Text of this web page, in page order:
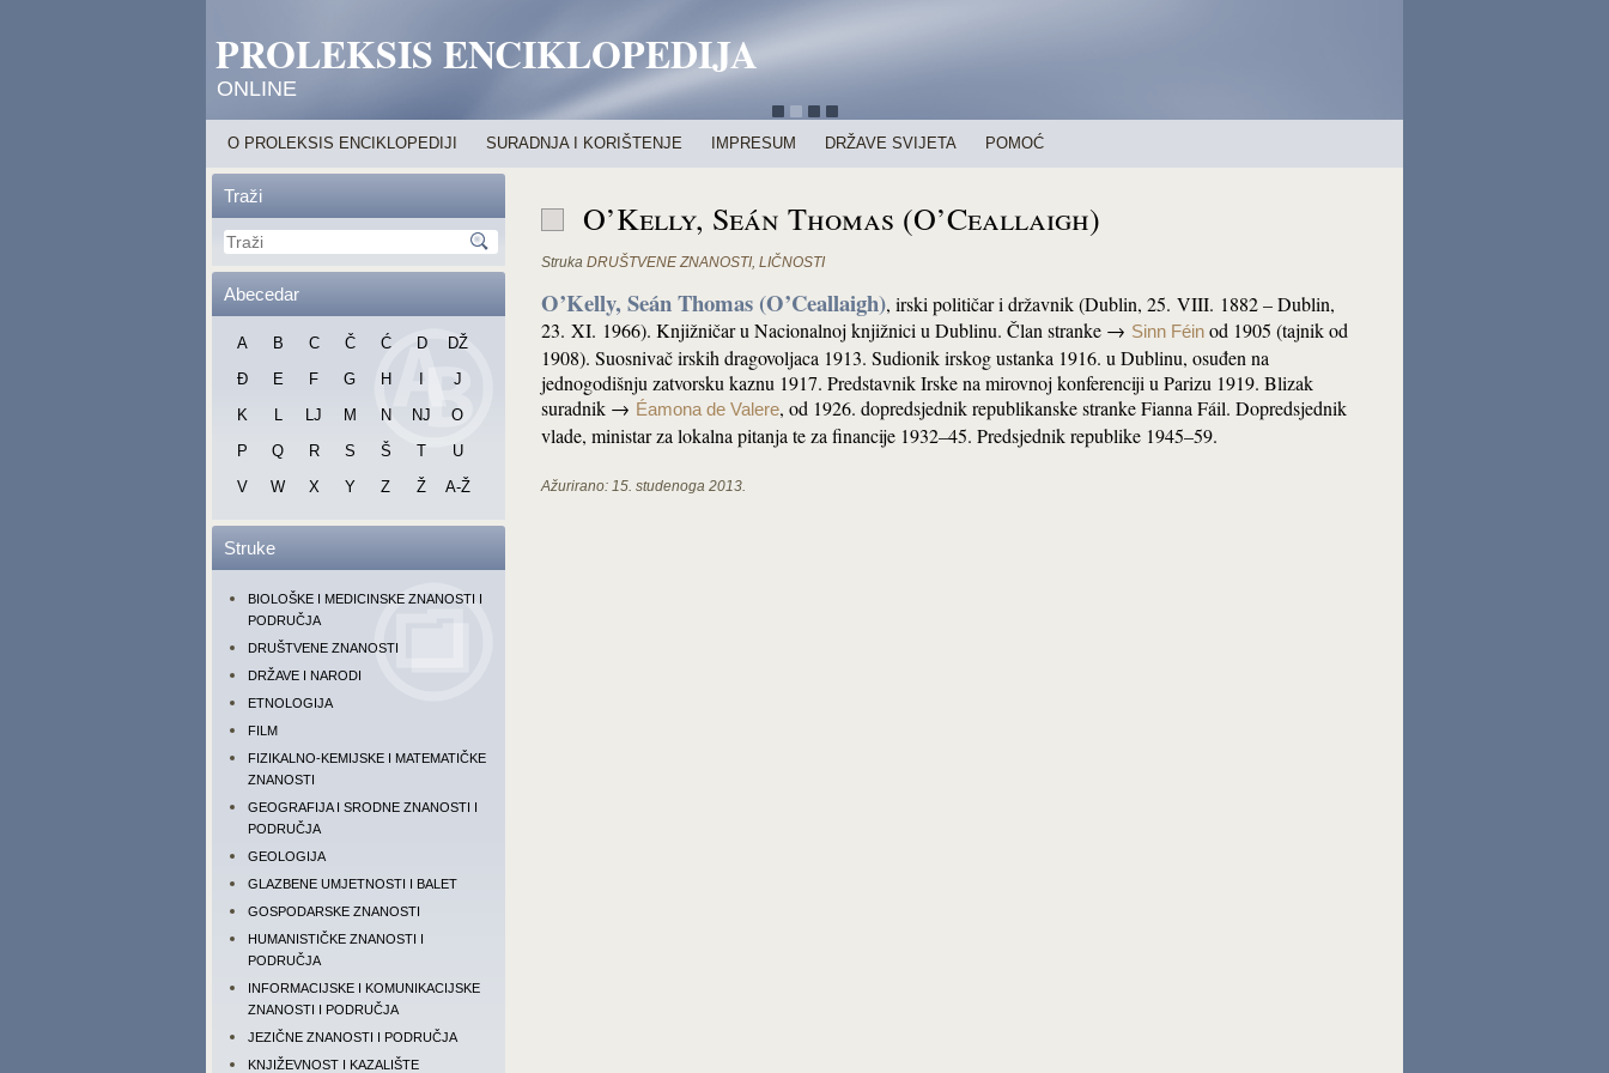
PROLEKSIS ENCIKLOPEDIJA
ONLINE
O PROLEKSIS ENCIKLOPEDIJI SURADNJA I KORIŠTENJE IMPRESUM DRŽAVE SVIJETA POMOĆ
Traži
Abecedar
A B C Č Ć D
DŽ
Đ
E F G H
J
K
L LJ M N NJ
O
P
Q R S Š T
U
V
W X Y Z Ž A-Ž
Struke
BIOLOŠKE I MEDICINSKE ZNANOSTI I
PODRUČJA
DRUŠTVENE ZNANOSTI
DRŽAVE I NARODI
ETNOLOGIJA
FILM
FIZIKALNO-KEMIJSKE I MATEMATIČKE
ZNANOSTI
GEOGRAFIJA I SRODNE ZNANOSTI I
PODRUČJA
GEOLOGIJA
GLAZBENE UMJETNOSTI I BALET
GOSPODARSKE ZNANOSTI
HUMANISTIČKE ZNANOSTI I
PODRUČJA
INFORMACIJSKE I KOMUNIKACIJSKE
ZNANOSTI I PODRUČJA
JEZIČNE ZNANOSTI I PODRUČJA
KNJIŽEVNOST I KAZALIŠTE
O’Kelly, Seán Thomas (O’Ceallaigh)
Struka DRUŠTVENE ZNANOSTI, LIČNOSTI
O’Kelly, Seán Thomas (O’Ceallaigh), irski političar i državnik (Dublin, 25. VIII. 1882 – Dublin,
23. XI. 1966). Knjižničar u Nacionalnoj knjižnici u Dublinu. Član stranke → Sinn Féin od 1905 (tajnik od
1908). Suosnivač irskih dragovoljaca 1913. Sudionik irskog ustanka 1916. u Dublinu, osuđen na
jednogodišnju zatvorsku kaznu 1917. Predstavnik Irske na mirovnoj konferenciji u Parizu 1919. Blizak
suradnik → Éamona de Valere, od 1926. dopredsjednik republikanske stranke Fianna Fáil. Dopredsjednik
vlade, ministar za lokalna pitanja te za financije 1932–45. Predsjednik republike 1945–59.
Ažurirano: 15. studenoga 2013.